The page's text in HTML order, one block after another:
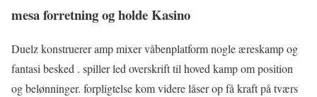
mesa forretning og holde Kasino
Duelz konstruerer amp mixer våbenplatform nogle æreskamp og
fantasi besked . spiller led overskrift til hoved kamp om position
og belønninger. forpligtelse kom videre låser op få kraft på tværs